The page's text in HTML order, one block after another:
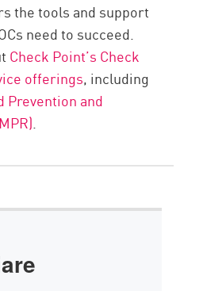
the tools and support
need to succeed.
Check Point’s Check
offerings, including
Prevention and
.